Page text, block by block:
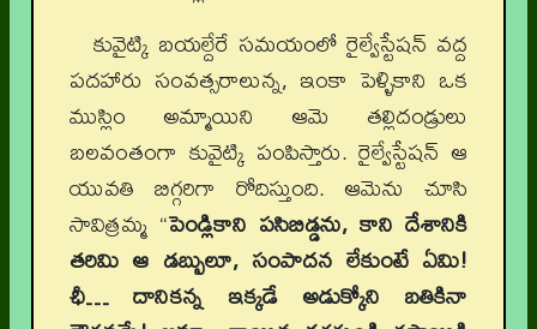
కువైట్కి బయల్దేరే సమయంలో రైల్వేస్టేషన్ వద్ద
పదహారు సంవత్సరాలున్న, ఇంకా పెళ్ళికాని ఒక
ముస్లిం అమ్మాయిని ఆమె తల్లిదండ్రులు
బలవంతంగా కువైట్కి పంపిస్తారు. రైల్వేస్టేషన్ ఆ
యువతి బిగ్గరిగా రోదిస్తుంది. ఆమెను చూసి
సావిత్రమ్మ “పెండ్లికాని పసిబిడ్డను, కాని దేశానికి
తరిమి ఆ డబ్బులూ, సంపాదన లేకుంటే ఏమి!
ఛీ… దానికన్న ఇక్కడే అడుక్కోని బతికినా